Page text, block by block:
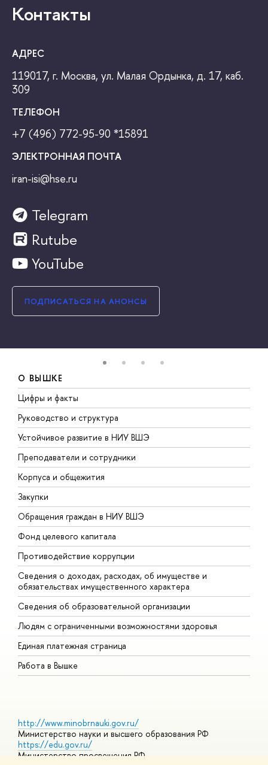
Контакты
АДРЕС
119017, г. Москва, ул. Малая Ордынка, д. 17, каб.
309
ТЕЛЕФОН
+7 (496) 772-95-90 *15891
ЭЛЕКТРОННАЯ ПОЧТА
iran-isi@hse.ru
Telegram
Rutube
YouTube
ПОДПИСАТЬСЯ НА АНОНСЫ
О ВЫШКЕ
Цифры и факты
Руководство и структура
Устойчивое развитие в НИУ ВШЭ
Преподаватели и сотрудники
Корпуса и общежития
Закупки
Обращения граждан в НИУ ВШЭ
Фонд целевого капитала
Противодействие коррупции
Сведения о доходах, расходах, об имуществе и
обязательствах имущественного характера
Сведения об образовательной организации
Людям с ограниченными возможностями здоровья
Единая платежная страница
Работа в Вышке
http://www.minobrnauki.gov.ru/
Министерство науки и высшего образования РФ
https://edu.gov.ru/
Министерство просвещения РФ